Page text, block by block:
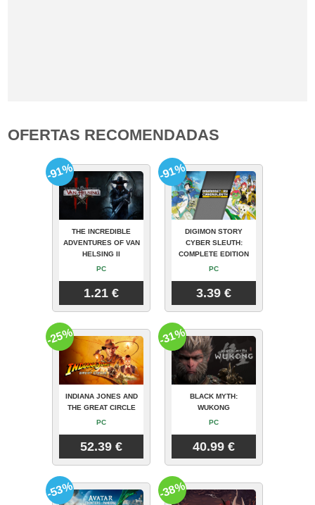
OFERTAS RECOMENDADAS
THE INCREDIBLE
ADVENTURES OF VAN
HELSING II
PC
1.21 €
-91%
DIGIMON STORY
CYBER SLEUTH:
COMPLETE EDITION
PC
3.39 €
-91%
INDIANA JONES AND
THE GREAT CIRCLE
PC
52.39 €
-25%
BLACK MYTH:
WUKONG
PC
40.99 €
-31%
-53% -38%